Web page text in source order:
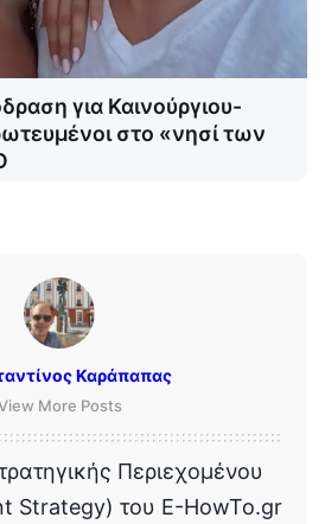
για Καινούργιου-
στο «νησί των
Καράπαπας
More Posts
Περιεχομένου
Strategy) του E-HowTo.gr